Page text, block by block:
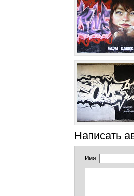
Написать
Имя: